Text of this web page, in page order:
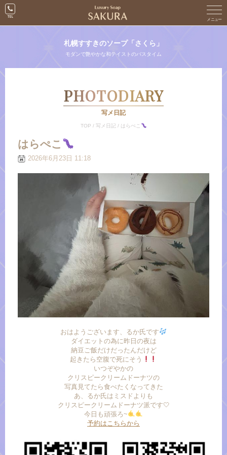
札幌すすきのソープ「さくら」
モダンで艶やかな和テイストのバスタイム
PHOTODIARY
写メ日記
TOP / 写メ日記 / はらぺこ
はらぺこ
2026年6月23日 11:18
おはようございます、るか氏です
ダイエットの為に昨日の夜は
納豆ご飯だけだったんだけど
起きたら空腹で死にそう
いつぞやかの
クリスピークリームドーナツの
写真見てたら食べたくなってきた
あ、るか氏はミスドよりも
クリスピークリームドーナツ派です🤍
今日も頑張ろ~
予約はこちらから